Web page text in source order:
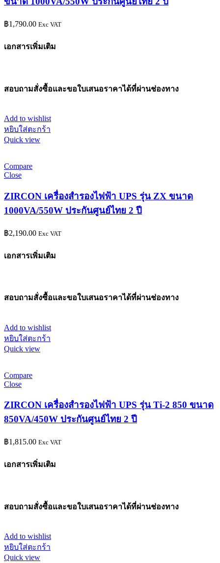
฿1,790.00 Exc VAT
เอกสารเพิ่มเติม
สอบถามสั่งซื้อและขอใบเสนอราคาได้ที่ผ่านช่องทาง
Add to wishlist
หยิบใส่ตะกร้า
Quick view
Compare
Close
ZIRCON เครื่องสำรองไฟฟ้า UPS รุ่น ZX ขนาด
1000VA/550W ประกันศูนย์ไทย 2 ปี
฿2,190.00 Exc VAT
เอกสารเพิ่มเติม
สอบถามสั่งซื้อและขอใบเสนอราคาได้ที่ผ่านช่องทาง
Add to wishlist
หยิบใส่ตะกร้า
Quick view
Compare
Close
ZIRCON เครื่องสำรองไฟฟ้า UPS รุ่น Ti-2 850 ขนาด
850VA/450W ประกันศูนย์ไทย 2 ปี
฿1,815.00 Exc VAT
เอกสารเพิ่มเติม
สอบถามสั่งซื้อและขอใบเสนอราคาได้ที่ผ่านช่องทาง
Add to wishlist
หยิบใส่ตะกร้า
Quick view